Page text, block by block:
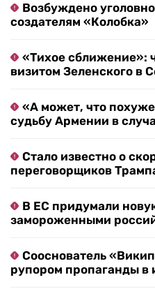
Возбуждено
создателям «Колобка»
«Тихое сближение»:
визитом Зеленского в
«А может, что
судьбу Армении в
Стало известно о
переговорщиков
В ЕС придумали
замороженными
Сооснователь
рупором пропаганды в